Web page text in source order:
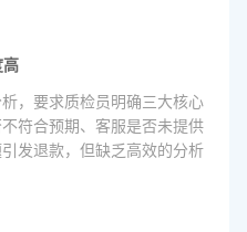
高
，要求质检员明确三大核心
符合预期、客服是否未提供
发退款，但缺乏高效的分析